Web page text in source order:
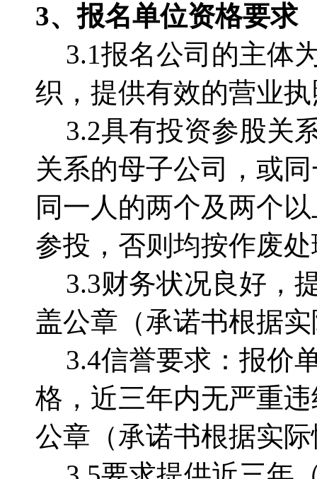
3、报名单位资格要求
3.1报名公司的主体
织，提供有效的营业
3.2具有投资参股关
关系的母子公司，或
同一人的两个及两个
参投，否则均按作废
3.3财务状况良好，
盖公章（承诺书根据
3.4信誉要求：报价
格，近三年内无严重
公章（承诺书根据实